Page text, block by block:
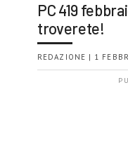
PC 419
troverete!
REDAZIONE | 1